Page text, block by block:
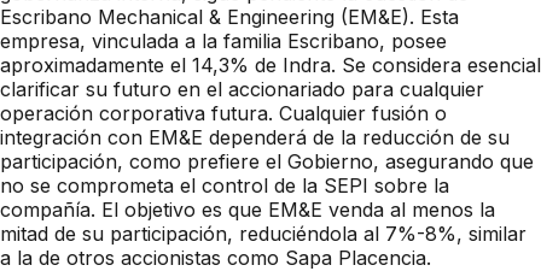
Escribano Mechanical & Engineering (EM&E). Esta
empresa, vinculada a la familia Escribano, posee
aproximadamente el 14,3% de Indra. Se considera esencial
clarificar su futuro en el accionariado para cualquier
operación corporativa futura. Cualquier fusión o
integración con EM&E dependerá de la reducción de su
participación, como prefiere el Gobierno, asegurando que
no se comprometa el control de la SEPI sobre la
compañía. El objetivo es que EM&E venda al menos la
mitad de su participación, reduciéndola al 7%-8%, similar
a la de otros accionistas como Sapa Placencia.